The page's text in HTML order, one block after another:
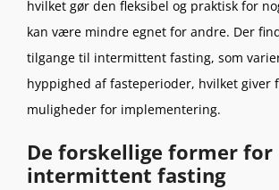
hvilket gør den fleksibel og praktisk for
kan være mindre egnet for andre. Der
tilgange til intermittent fasting, som
hyppighed af fasteperioder, hvilket giver
muligheder for implementering.
De forskellige former for
intermittent fasting